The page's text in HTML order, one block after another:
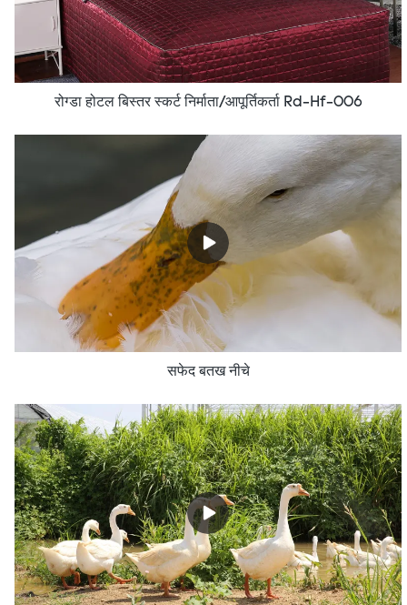
रोग्डा होटल बिस्तर स्कर्ट निर्माता/आपूर्तिकर्ता Rd-Hf-006
सफेद बतख नीचे